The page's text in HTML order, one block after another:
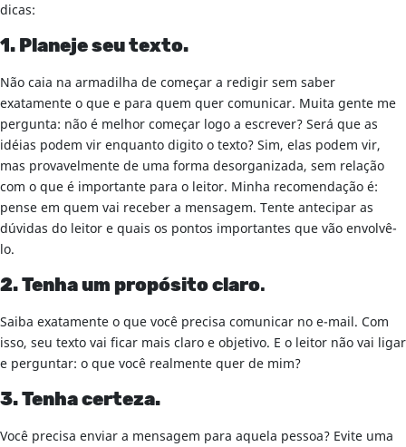
dicas:
1. Planeje seu texto.
Não caia na armadilha de começar a redigir sem saber
exatamente o que e para quem quer comunicar. Muita gente me
pergunta: não é melhor começar logo a escrever? Será que as
idéias podem vir enquanto digito o texto? Sim, elas podem vir,
mas provavelmente de uma forma desorganizada, sem relação
com o que é importante para o leitor. Minha recomendação é:
pense em quem vai receber a mensagem. Tente antecipar as
dúvidas do leitor e quais os pontos importantes que vão envolvê-
lo.
2. Tenha um propósito claro.
Saiba exatamente o que você precisa comunicar no e-mail. Com
isso, seu texto vai ficar mais claro e objetivo. E o leitor não vai ligar
e perguntar: o que você realmente quer de mim?
3. Tenha certeza.
Você precisa enviar a mensagem para aquela pessoa? Evite uma